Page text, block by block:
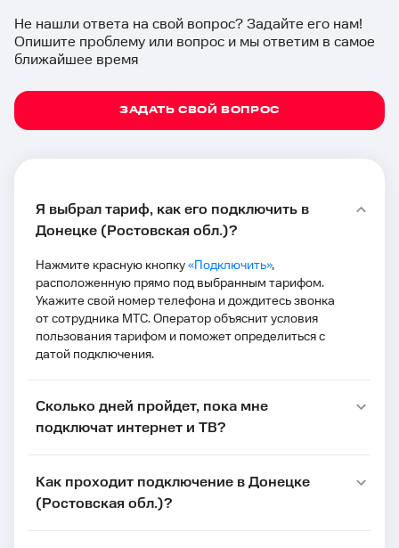
Не нашли ответа на свой вопрос? Задайте его нам!
Опишите проблему или вопрос и мы ответим в самое
ближайшее время
ЗАДАТЬ СВОЙ ВОПРОС
Я выбрал тариф, как его подключить в
Донецке (Ростовская обл.)?
Нажмите красную кнопку«Подключить»,
расположенную прямо под выбранным тарифом.
Укажите свой номер телефона и дождитесь звонка
от сотрудника МТС. Оператор объяснит условия
пользования тарифом и поможет определиться с
датой подключения.
Сколько дней пройдет, пока мне
подключат интернет и ТВ?
Как проходит подключение в Донецке
(Ростовская обл.)?